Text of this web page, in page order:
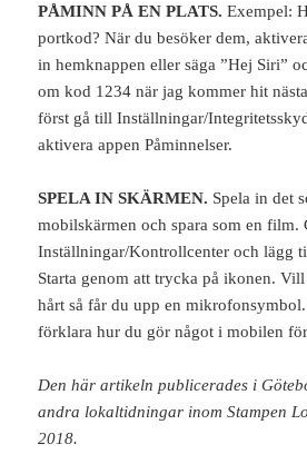
PÅMINN PÅ EN PLATS. Exempel:
portkod? När du besöker dem,
in hemknappen eller säga ”Hej Siri”
om kod 1234 när jag kommer hit
först gå till Inställningar/
aktivera appen Påminnelser.
SPELA IN SKÄRMEN. Spela in det
mobilskärmen och spara som en film.
Inställningar/Kontrollcenter och lägg
Starta genom att trycka på ikonen.
hårt så får du upp en
förklara hur du gör något i mobilen
Den här artikeln publicerades i
andra lokaltidningar inom Stampen
2018.